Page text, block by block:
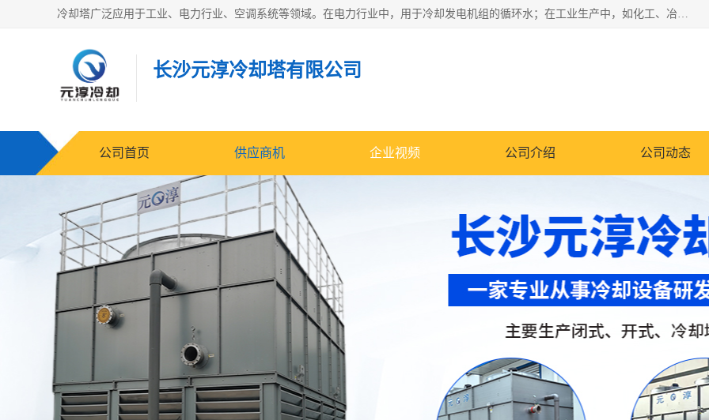
冷却塔广泛应用于工业、电力行业、空调系统等领域。在电力行业中，用于冷却发电机组的循环水；在工业生产中，如化工、冶金等行业，可降低生产过程中产生的热量；在空调系统中，为空调设备提供冷却水源
长沙元淳冷却塔有限公司
公司首页 供应商机 企业视频 公司介绍 公司动态